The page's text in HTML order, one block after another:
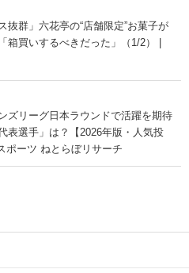
抜群」六花亭の“店舗限定”お菓子が
買いするべきだった」（1/2） |
ズリーグ日本ラウンドで活躍を期待
表選手」は？【2026年版・人気投
ポーツ ねとらぼリサーチ